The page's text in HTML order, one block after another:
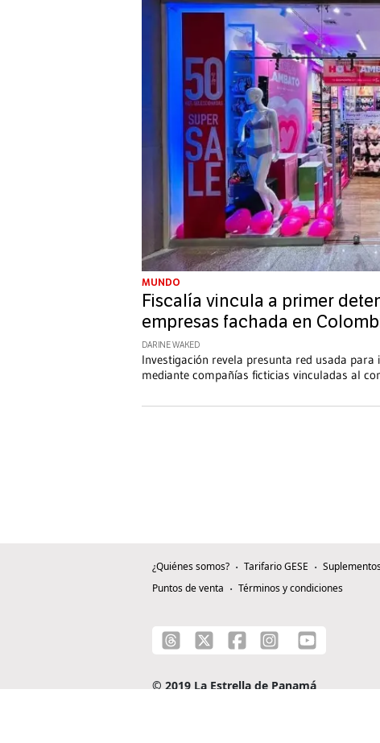
MUNDO
Fiscalía vincula a primer
empresas fachada en
DARINE WAKED
Investigación revela presunta red usada
mediante compañías ficticias vinculadas al
¿Quiénes somos? Tarifario GESE
Puntos de venta
Términos y condiciones
© 2019 La Estrella de Panamá